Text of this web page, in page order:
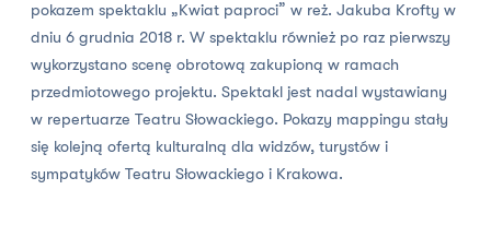
pokazem spektaklu „Kwiat paproci” w reż. Jakuba Krofty w
dniu 6 grudnia 2018 r. W spektaklu również po raz pierwszy
wykorzystano scenę obrotową zakupioną w ramach
przedmiotowego projektu. Spektakl jest nadal wystawiany
w repertuarze Teatru Słowackiego. Pokazy mappingu stały
się kolejną ofertą kulturalną dla widzów, turystów i
sympatyków Teatru Słowackiego i Krakowa.